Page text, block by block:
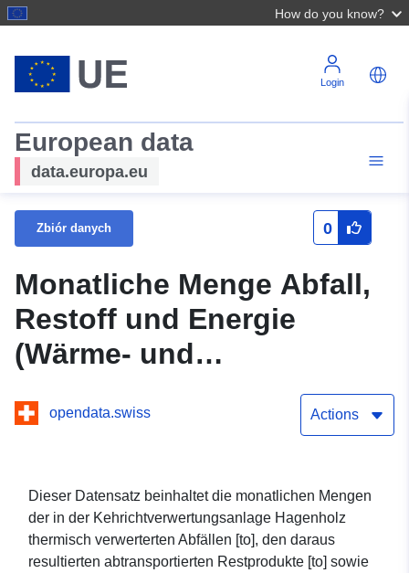
How do you know?
Login
European data
data.europa.eu
Zbiór danych 0
Monatliche Menge Abfall,
Restoff und Energie
(Wärme- und
opendata.swiss Actions
Dieser Datensatz beinhaltet die monatlichen Mengen
der in der Kehrichtverwertungsanlage Hagenholz
thermisch verwerterten Abfällen [to], den daraus
resultierten abtransportierten Restprodukte [to] sowie